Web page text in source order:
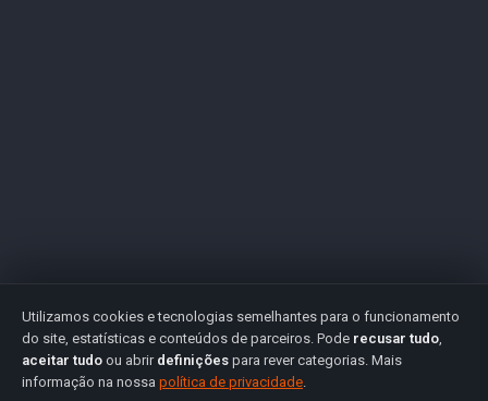
Utilizamos cookies e tecnologias semelhantes para o funcionamento
do site, estatísticas e conteúdos de parceiros. Pode recusar tudo,
aceitar tudo ou abrir definições para rever categorias. Mais
informação na nossa política de privacidade.